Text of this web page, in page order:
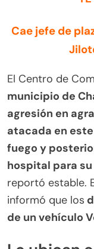
Cae jefe de
El Centro de
municipio de
agresión en
atacada en
fuego y
hospital para
reportó estable.
informó que los
de un vehículo